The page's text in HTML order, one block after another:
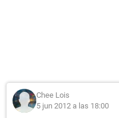
Chee Lois
5 jun 2012 a las 18:00